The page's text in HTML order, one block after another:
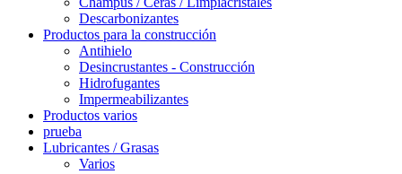
Descarbonizantes
Productos para la construcción
Antihielo
Desincrustantes - Construcción
Hidrofugantes
Impermeabilizantes
Productos varios
prueba
Lubricantes / Grasas
Varios